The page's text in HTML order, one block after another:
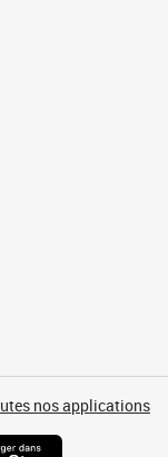
nos applications